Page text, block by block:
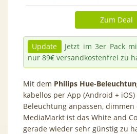
Zum Deal
Update
Jetzt im 3er Pack
nur 89€ versandkostenfrei zu
Mit dem Philips Hue-
kabellos per App (Android +
Beleuchtung anpassen,
MediaMarkt ist das White and
gerade wieder sehr günstig zu